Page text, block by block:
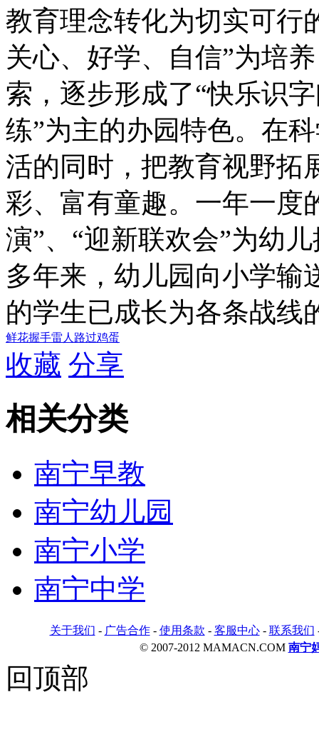
教育理念转化为切实可行
关心、好学、自信”为培
索，逐步形成了“快乐识
练”为主的办园特色。在
活的同时，把教育视野拓
彩、富有童趣。一年一度
演”、“迎新联欢会”为幼
多年来，幼儿园向小学输
的学生已成长为各条战线
鲜花握手雷人 路过鸡蛋
收藏 分享
相关分类
南宁早教
南宁幼儿园
南宁小学
南宁中学
关于我们 - 广告合作- 使用条款 - 客服中心- 联系我们
© 2007-2012 MAMACN.COM 南宁
回顶部